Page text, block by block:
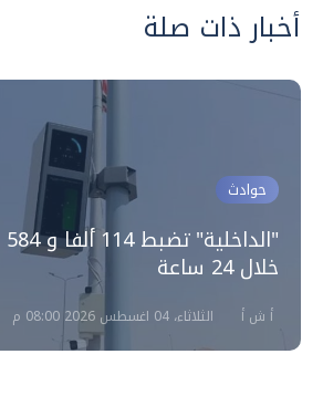
أخبار ذات صلة
حوادث
خلال 24 ساعة
أ ش أ الثلاثاء، 04 اغسطس 2026 08:00 م